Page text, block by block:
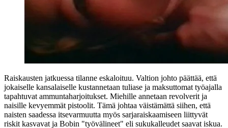
Raiskausten jatkuessa tilanne eskaloituu. Valtion johto päättää, että
jokaiselle kansalaiselle kustannetaan tuliase ja maksuttomat työajalla
tapahtuvat ammuntaharjoitukset. Miehille annetaan revolverit ja
naisille kevyemmät pistoolit. Tämä johtaa väistämättä siihen, että
naisten saadessa itsevarmuutta myös sarjaraiskaamiseen liittyvät
riskit kasvavat ja Bobin "työvälineet" eli sukukalleudet saavat iskua.